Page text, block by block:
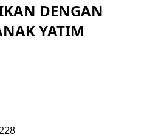
DENGAN
YATIM